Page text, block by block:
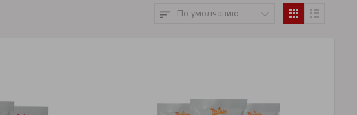
По умолчанию